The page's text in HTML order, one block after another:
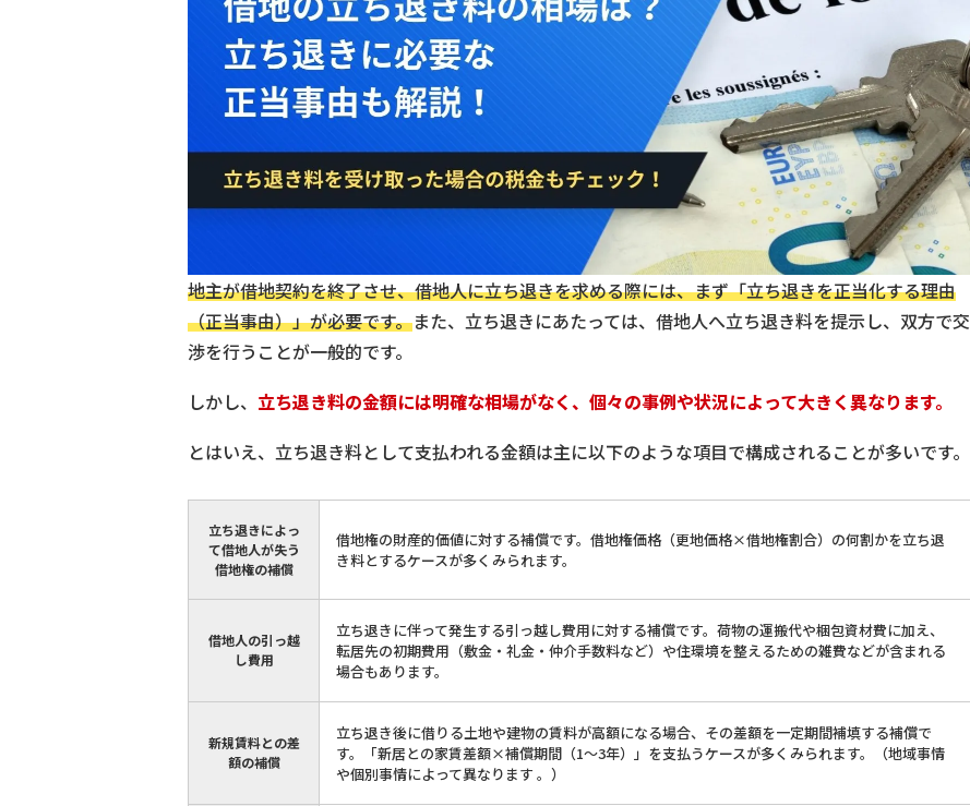
地主が借地契約を終了させ、借地人に立ち退きを求める際には、まず「立ち退きを正当化する理由
（正当事由）」が必要です。また、立ち退きにあたっては、借地人へ立ち退き料を提示し、双方で交
渉を行うことが一般的です。
しかし、 立ち退き料の金額には明確な相場がなく、個々の事例や状況によって大きく異なります。
とはいえ、立ち退き料として支払われる金額は主に以下のような項目で構成されることが多いです。
立ち退きによっ
て借地人が失う
借地権の補償
借地権の財産的価値に対する補償です。借地権価格（更地価格×借地権割合）の何割かを立ち退
き料とするケースが多くみられます。
借地人の引っ越
し費用
立ち退きに伴って発生する引っ越し費用に対する補償です。荷物の運搬代や梱包資材費に加え、
転居先の初期費用（敷金・礼金・仲介手数料など）や住環境を整えるための雑費などが含まれる
場合もあります。
新規賃料との差
額の補償
立ち退き後に借りる土地や建物の賃料が高額になる場合、その差額を一定期間補填する補償で
す。「新居との家賃差額×補償期間（1～3年）」を支払うケースが多くみられます。（地域事情
や個別事情によって異なります 。）